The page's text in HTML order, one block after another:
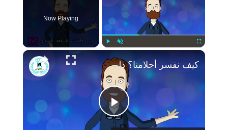
Fullscreen
Now Playing
Play
كيف نفسر أحلامنا؟ دليل شامل وفقًا للقرآن والسنة